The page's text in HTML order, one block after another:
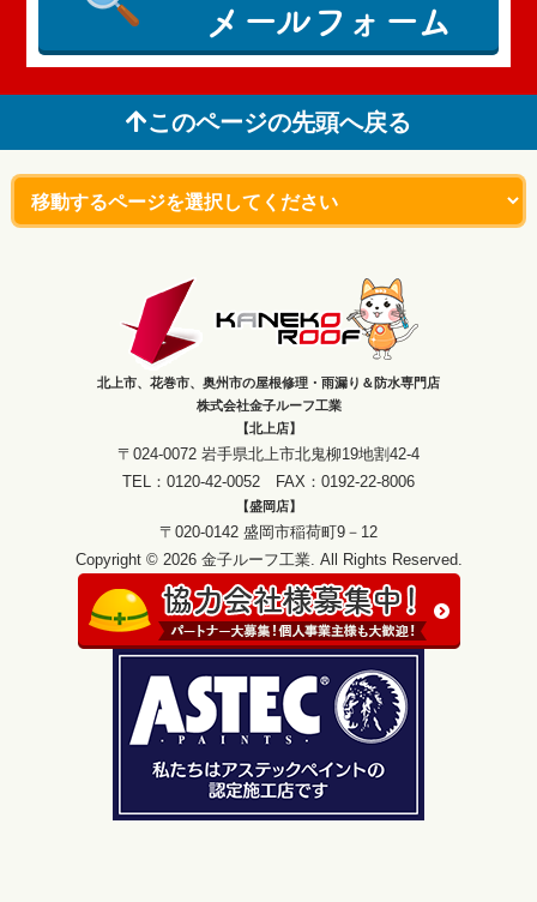
メールフォーム
このページの先頭へ戻る
北上市、花巻市、奥州市の屋根修理・雨漏り＆防水専門店
株式会社金子ルーフ工業
【北上店】
〒024-0072 岩手県北上市北鬼柳19地割42-4
TEL：0120-42-0052 FAX：0192-22-8006
【盛岡店】
〒020-0142 盛岡市稲荷町9－12
Copyright © 2026 金子ルーフ工業. All Rights Reserved.